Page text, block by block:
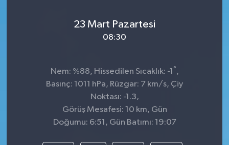
23 Mart Pazartesi
08:30
Nem: %88, Hissedilen Sıcaklık: -1 ° ,
Basınç: 1011 hPa, Rüzgar: 7 km/s, Çiy
Noktası: -1.3,
Görüş Mesafesi: 10 km, Gün
Doğumu: 6:51, Gün Batımı: 19:07